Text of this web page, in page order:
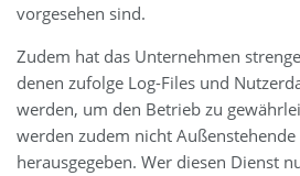
vorgesehen sind.
Zudem hat das Unternehmen
denen zufolge Log-Files und
werden, um den Betrieb zu
werden zudem nicht
herausgegeben. Wer diesen Dienst